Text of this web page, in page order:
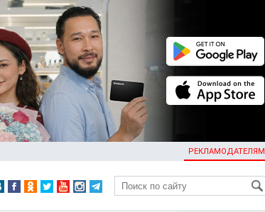
РЕКЛАМОДАТЕЛЯМ
KG